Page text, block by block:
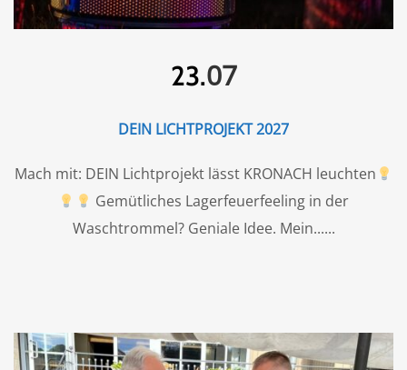
23.07
DEIN LICHTPROJEKT 2027
Mach mit: DEIN Lichtprojekt lässt KRONACH leuchten
Gemütliches Lagerfeuerfeeling in der
Waschtrommel? Geniale Idee. Mein...